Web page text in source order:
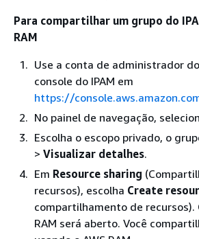
Para compartilhar um grupo do
RAM
Use a conta de administrador
console do IPAM em
https://
No painel de navegação,
Escolha o escopo privado, o
> Visualizar detalhes.
Em Resource sharing
recursos), escolha Create
compartilhamento de recursos).
RAM será aberto. Você